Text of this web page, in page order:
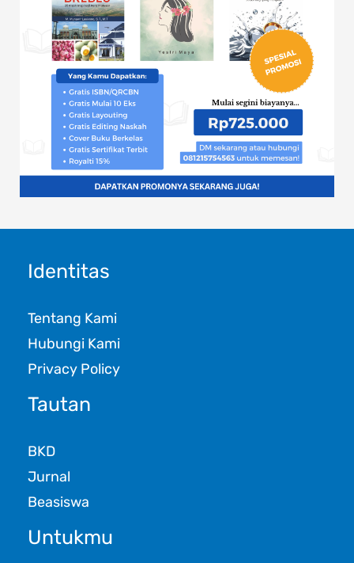
Identitas
Tentang Kami
Hubungi Kami
Privacy Policy
Tautan
BKD
Jurnal
Beasiswa
Untukmu